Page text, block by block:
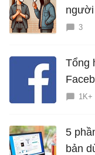
3
Tổng
1K+
5
bản